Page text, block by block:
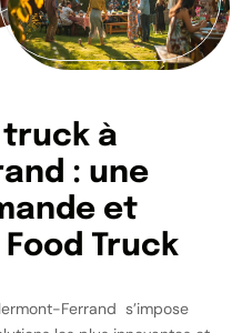
à
: une
et
Truck
Ferrand s’impose